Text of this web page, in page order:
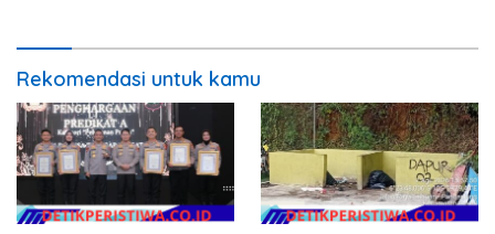
Rekomendasi untuk kamu